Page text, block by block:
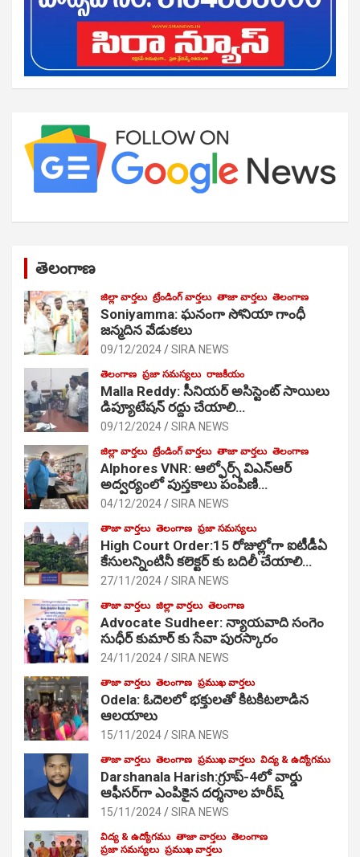
తెలంగాణ
జిల్లా వార్తలు ట్రేండింగ్ వార్తలు తాజా వార్తలు తెలంగాణ
Soniyamma: ఘ‌నంగా సోనియా గాంధీ
జ‌న్మ‌దిన వేడుక‌లు
09/12/2024 SIRA NEWS
తెలంగాణ ప్రజా సమస్యలు రాజకీయం
Malla Reddy: సీనియర్ అసిస్టెంట్ సాయిలు
డిప్యూటేషన్ రద్దు చేయాలి…
09/12/2024 SIRA NEWS
జిల్లా వార్తలు ట్రేండింగ్ వార్తలు తాజా వార్తలు తెలంగాణ
Alphores VNR: ఆల్ఫోర్స్ విఎన్ఆర్
అద్వర్యంలో పుస్తకాలు పంపిణి…
04/12/2024 SIRA NEWS
తాజా వార్తలు తెలంగాణ ప్రజా సమస్యలు
High Court Order:15 రోజుల్లోగా ఐటీడీఏ
కేసులన్నింటినీ కలెక్టర్ కు బదిలీ చేయాలి…
27/11/2024 SIRA NEWS
తాజా వార్తలు జిల్లా వార్తలు తెలంగాణ
Advocate Sudheer: న్యాయవాది సంగెం
సుధీర్ కుమార్ కు సేవా పురస్కారం
24/11/2024 SIRA NEWS
తాజా వార్తలు తెలంగాణ ప్రముఖ వార్తలు
Odela: ఓదెల‌లో భక్తులతో కిటకిటలాడిన
ఆల‌యాలు
15/11/2024 SIRA NEWS
తాజా వార్తలు తెలంగాణ ప్రముఖ వార్తలు విద్య & ఉద్యోగము
Darshanala Harish:గ్రూప్-4లో వార్డు
ఆఫీసర్‌గా ఎంపికైన దర్శనాల హరీష్
15/11/2024 SIRA NEWS
విద్య & ఉద్యోగము తాజా వార్తలు తెలంగాణ
ప్రజా సమస్యలు ప్రముఖ వార్తలు